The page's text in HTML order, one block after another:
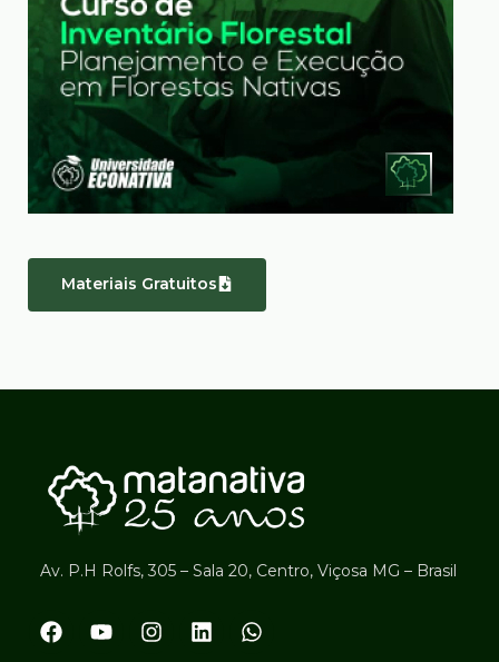
Materiais Gratuitos
Av. P.H Rolfs, 305 – Sala 20, Centro, Viçosa MG – Brasil